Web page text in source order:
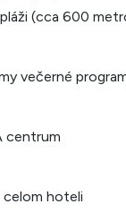
(cca 600
večerné
centrum
celom hoteli